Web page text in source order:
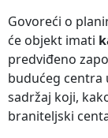
Govoreći o
će objekt imati
predviđeno
budućeg centra
sadržaj koji,
braniteljski